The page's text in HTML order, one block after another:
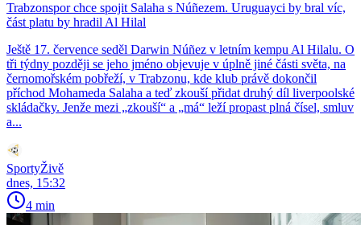
Trabzonspor chce spojit Salaha s Núñezem. Uruguayci by bral víc,
část platu by hradil Al Hilal
Ještě 17. července seděl Darwin Núñez v letním kempu Al Hilalu. O
tři týdny později se jeho jméno objevuje v úplně jiné části světa, na
černomořském pobřeží, v Trabzonu, kde klub právě dokončil
příchod Mohameda Salaha a teď zkouší přidat druhý díl liverpoolské
skládačky. Jenže mezi „zkouší“ a „má“ leží propast plná čísel, smluv
a...
SportyŽivě
dnes, 15:32
4 min